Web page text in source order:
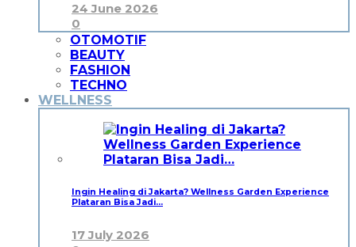
24 June 2026
0
OTOMOTIF
BEAUTY
FASHION
TECHNO
WELLNESS
Ingin Healing di Jakarta? Wellness Garden Experience
Plataran Bisa Jadi…
17 July 2026